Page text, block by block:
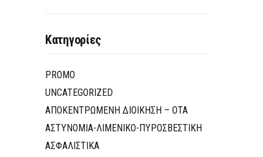
Κατηγορίες
PROMO
UNCATEGORIZED
ΑΠΟΚΕΝΤΡΩΜΕΝΗ ΔΙΟΙΚΗΣΗ – ΟΤΑ
ΑΣΤΥΝΟΜΙΑ-ΛΙΜΕΝΙΚΟ-ΠΥΡΟΣΒΕΣΤΙΚΗ
ΑΣΦΑΛΙΣΤΙΚΑ